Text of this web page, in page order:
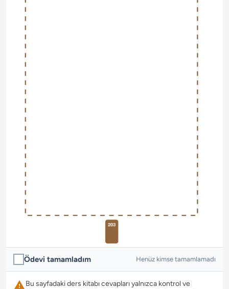
Ödevi tamamladım Henüz kimse tamamlamadı
Bu sayfadaki ders kitabı cevapları yalnızca kontrol ve